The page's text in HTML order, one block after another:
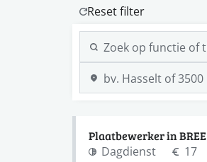
Plaatbewerker in BREE
Dagdienst
17